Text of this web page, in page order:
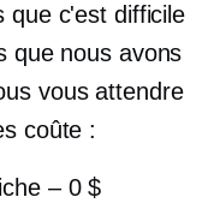
que c'est difficile
que nous avons
vous attendre
coûte :
– 0 $